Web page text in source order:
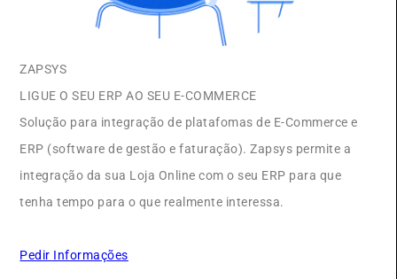
ZAPSYS
LIGUE O SEU ERP AO SEU E-COMMERCE
Solução para integração de platafomas de E-Commerce e
ERP (software de gestão e faturação). Zapsys permite a
integração da sua Loja Online com o seu ERP para que
tenha tempo para o que realmente interessa.
Pedir Informações